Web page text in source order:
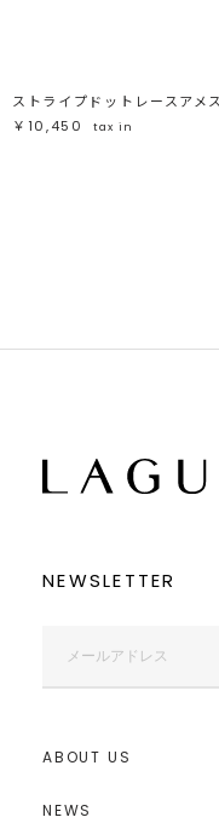
￥10,450
tax in
NEWSLETTER
ABOUT US
NEWS